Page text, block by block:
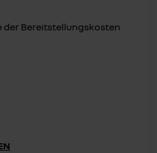
der Bereitstellungskosten